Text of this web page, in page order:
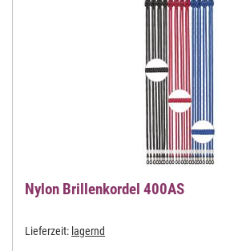
Nylon Brillenkordel 400AS
Lieferzeit: lagernd